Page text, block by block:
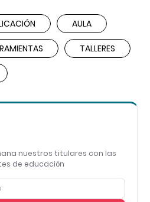
AULA
TALLERES
nuestros titulares con las
de educación